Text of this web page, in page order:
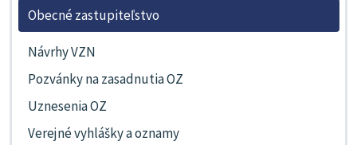
Obecné zastupiteľstvo
Návrhy VZN
Pozvánky na zasadnutia OZ
Uznesenia OZ
Verejné vyhlášky a oznamy